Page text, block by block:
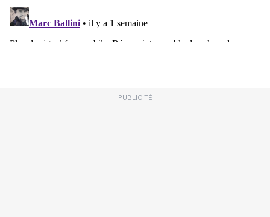
PUBLICITÉ